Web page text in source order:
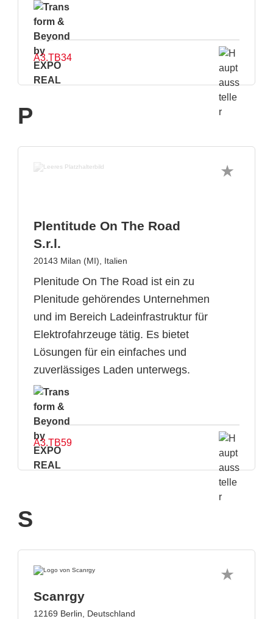
A3.TB34
P
Plentitude On The Road
S.r.l.
20143 Milan (MI), Italien
Plenitude On The Road ist ein zu
Plenitude gehörendes Unternehmen
und im Bereich Ladeinfrastruktur für
Elektrofahrzeuge tätig. Es bietet
Lösungen für ein einfaches und
zuverlässiges Laden unterwegs.
A3.TB59
S
Scanrgy
12169 Berlin, Deutschland